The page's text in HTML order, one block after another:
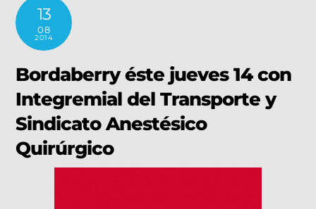
13
08
2014
Bordaberry éste jueves 14 con
Integremial del Transporte y
Sindicato Anestésico
Quirúrgico